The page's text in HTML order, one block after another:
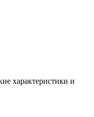
характеристики и